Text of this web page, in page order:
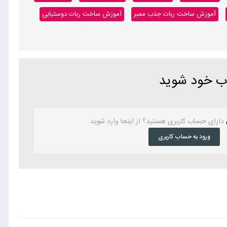
آموزش ساخت ربات جذب ممبر
آموزش ساخت ربات دوستیابی
خود شوید
دارای حساب کاربری هستید؟ از اینجا وارد شوید
ورود به حساب کاربری